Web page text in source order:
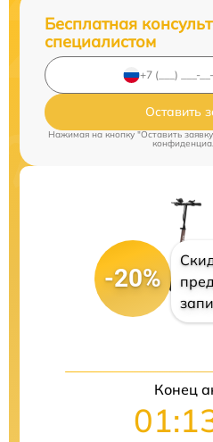
Бесплатная
специалистом
Оставить
Нажимая на кнопку "Оставить
-20%
Конец